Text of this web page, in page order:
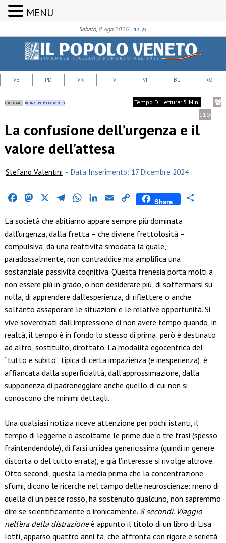
Sabato, 8 Ago 2026 12:25
VE PD VR TV VI BL RO
EDITORIALE REDAZIONE POPOLOVENETO
Tempo Di Lettura: 5 Min.
110
La confusione dell’urgenza e il
valore dell’attesa
Stefano Valentini - Data Inserimento: 17 Dicembre 2024
FacebookMastodon TelegramWhatsAppLinkedIn
Email Copy
Share
La società che abitiamo appare sempre più dominata
dall’urgenza, dalla fretta – che diviene frettolosità –
compulsiva, da una reattività smodata la quale,
paradossalmente, non contraddice ma amplifica una
sostanziale passività cognitiva. Questa frenesia porta molti a
non essere più in grado, o non desiderare più, di soffermarsi su
nulla, di apprendere dall’esperienza, di riflettere o anche
soltanto assaporare le situazioni e le relative opportunità. Si
vive soverchiati dall’impressione di non avere tempo quando, in
realtà, il tempo è in fondo lo stesso di prima: però è destinato
ad altro, sostituito, dirottato. La modalità egocentrica del
“tutto e subito”, tipica di certa impazienza (e inesperienza), è
affiancata dalla superficialità, dall’approssimazione, dalla
supponenza di padroneggiare anche quello di cui non si
conoscono che minimi dettagli.
Una qualsiasi notizia riceve attenzione per pochi istanti, il
tempo di leggerne o ascoltarne le prime due o tre frasi (spesso
fraintendendole), di farsi un’idea genericissima (quindi in genere
distorta o del tutto errata), e già l’interesse si rivolge altrove.
Otto secondi, questa la media prima che la concentrazione
sfumi, dicono le ricerche nel campo delle neuroscienze: meno di
quella di un pesce rosso, ha sostenuto qualcuno, non sapremmo
dire se scientificamente o ironicamente. 8 secondi. Viaggio
nell’era della distrazioneè appunto il titolo di un libro di Lisa
Iotti, apparso quattro anni fa, che affronta con rigore e serietà
MENU